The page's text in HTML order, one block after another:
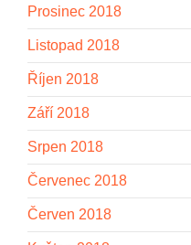
Prosinec 2018
Listopad 2018
Říjen 2018
Září 2018
Srpen 2018
Červenec 2018
Červen 2018